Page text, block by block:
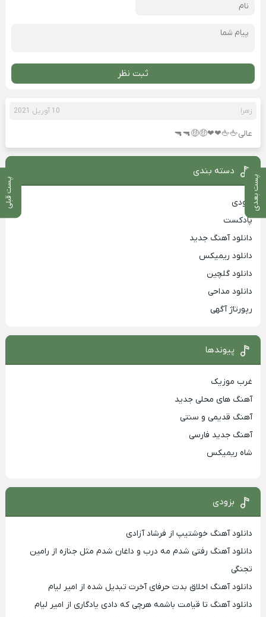
پست بعدی پست قبلی
ثبت نظر
زهرا 10 آوریل 2021
عالی🖕🖕❤❤🤑🤑🔫🔫
دسته بندی
بزودی
پادکست
دانلود آهنگ جدید
دانلود ریمیکس
دانلود گلچین
دانلود مداحی
رپورتاژ آگهی
پیوندها
غرب موزیک
آهنگ های محلی جدید
آهنگ قدیمی و سنتی
آهنگ جدید فارسی
شاه ریمیکس
بزودی
دانلود آهنگ خوشتیپ از فرشاد آزادی
دانلود آهنگ رفتی شدم مه درب و داغان شدم مثل جنازه از رامین
تجنگی
دانلود آهنگ اخلاق بدت حرفای آخرت تبدیل شده از امیر لیام
دانلود آهنگ تا قیامت باشمه هرچی که دادی یادگاری از امیر لیام